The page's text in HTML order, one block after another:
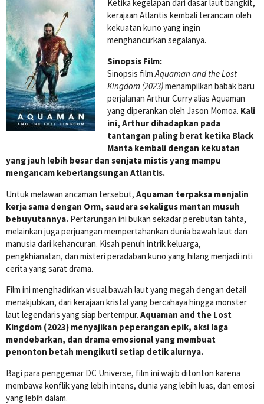
Ketika kegelapan dari dasar laut bangkit,
kerajaan Atlantis kembali terancam oleh
kekuatan kuno yang ingin
menghancurkan segalanya.
Sinopsis Film:
Sinopsis film Aquaman and the Lost
Kingdom (2023)menampilkan babak baru
perjalanan Arthur Curry alias Aquaman
yang diperankan oleh Jason Momoa. Kali
ini, Arthur dihadapkan pada
tantangan paling berat ketika Black
Manta kembali dengan kekuatan
yang jauh lebih besar dan senjata mistis yang mampu
mengancam keberlangsungan Atlantis.
Untuk melawan ancaman tersebut, Aquaman terpaksa menjalin
kerja sama dengan Orm, saudara sekaligus mantan musuh
bebuyutannya. Pertarungan ini bukan sekadar perebutan tahta,
melainkan juga perjuangan mempertahankan dunia bawah laut dan
manusia dari kehancuran. Kisah penuh intrik keluarga,
pengkhianatan, dan misteri peradaban kuno yang hilang menjadi inti
cerita yang sarat drama.
Film ini menghadirkan visual bawah laut yang megah dengan detail
menakjubkan, dari kerajaan kristal yang bercahaya hingga monster
laut legendaris yang siap bertempur. Aquaman and the Lost
Kingdom (2023) menyajikan peperangan epik, aksi laga
mendebarkan, dan drama emosional yang membuat
penonton betah mengikuti setiap detik alurnya.
Bagi para penggemar DC Universe, film ini wajib ditonton karena
membawa konflik yang lebih intens, dunia yang lebih luas, dan emosi
yang lebih dalam.